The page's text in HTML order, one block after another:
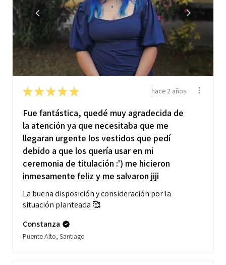
★★★★★ hace 2 años
Fue fantástica, quedé muy agradecida de
la atención ya que necesitaba que me
llegaran urgente los vestidos que pedí
debido a que los quería usar en mi
ceremonia de titulación :') me hicieron
inmesamente feliz y me salvaron jiji
La buena disposición y consideración por la
situación planteada 🥰
Constanza
Puente Alto, Santiago